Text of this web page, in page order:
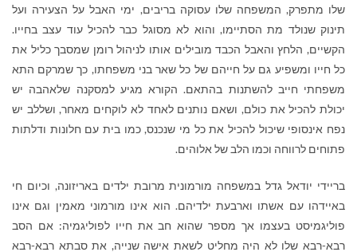
שלו מתפרק, המשפחה שלו עסוקה בריבים, ימי האבל על הצעירה ועל
תינוק שנולד מת הסתיימו, והוא לא מסוגל כבר להכיל עוד עצב בחייו.
הקשיים, הלחץ והאבל הכבד מובילים אותו לניהול רומן שמסבך כליל את
כל חייו ומשפיע גם על חייהם של כל שאר בני משפחתו, כך שמרקם התא
משפחתי חייב להשתנות בהתאם. הקורא מגיע למסקנה שלאהבה יש
יכולת להכיל את כולם, ושאם נותנים לאחד לא לוקחים מאחר, ושללב יש
נפח אינסופי שיכול להכיל את כל מי שנכנס, כמו בית עם חלונות ודלתות
פתוחים לרווחה וכמו הלב של אלוהים.
בריידי יודאל גדל במשפחה מורמונית מרובת ילדים באריזונה, וכיום חי
באיידהו עם אשתו וארבעת ילדיהם. הוא אינו מורמוני מאמין וגם אינו
פוליגמיסט בעצמו אך מספר שהוא חב את חייו לפוליגמיה: אם הסב
רבא-רבא שלו לא היה מחליט לשאת אישה שנייה, את סבתא רבא-רבא